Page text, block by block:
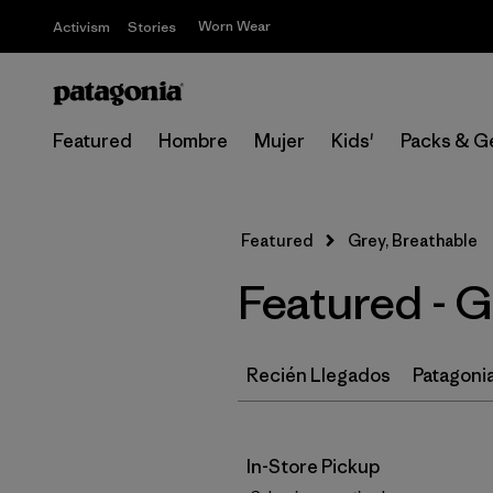
Activism Stories Worn Wear
Featured Hombre Mujer Kids' Packs &
Featured Grey, Breathable
Featured -
Recién Llegados
In-Store Pickup